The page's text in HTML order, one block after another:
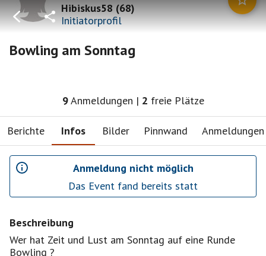
Hibiskus58(68)
Initiatorprofil
Bowling am Sonntag
9Anmeldungen | 2 freie Plätze
Berichte Infos Bilder Pinnwand Anmeldungen
Anmeldung nicht möglich
Das Event fand bereits statt
Beschreibung
Wer hat Zeit und Lust am Sonntag auf eine Runde
Bowling ?